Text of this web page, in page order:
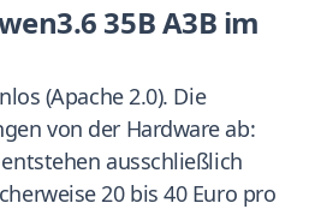
35B A3B im
(Apache 2.0). Die
von der Hardware ab:
ausschließlich
20 bis 40 Euro pro